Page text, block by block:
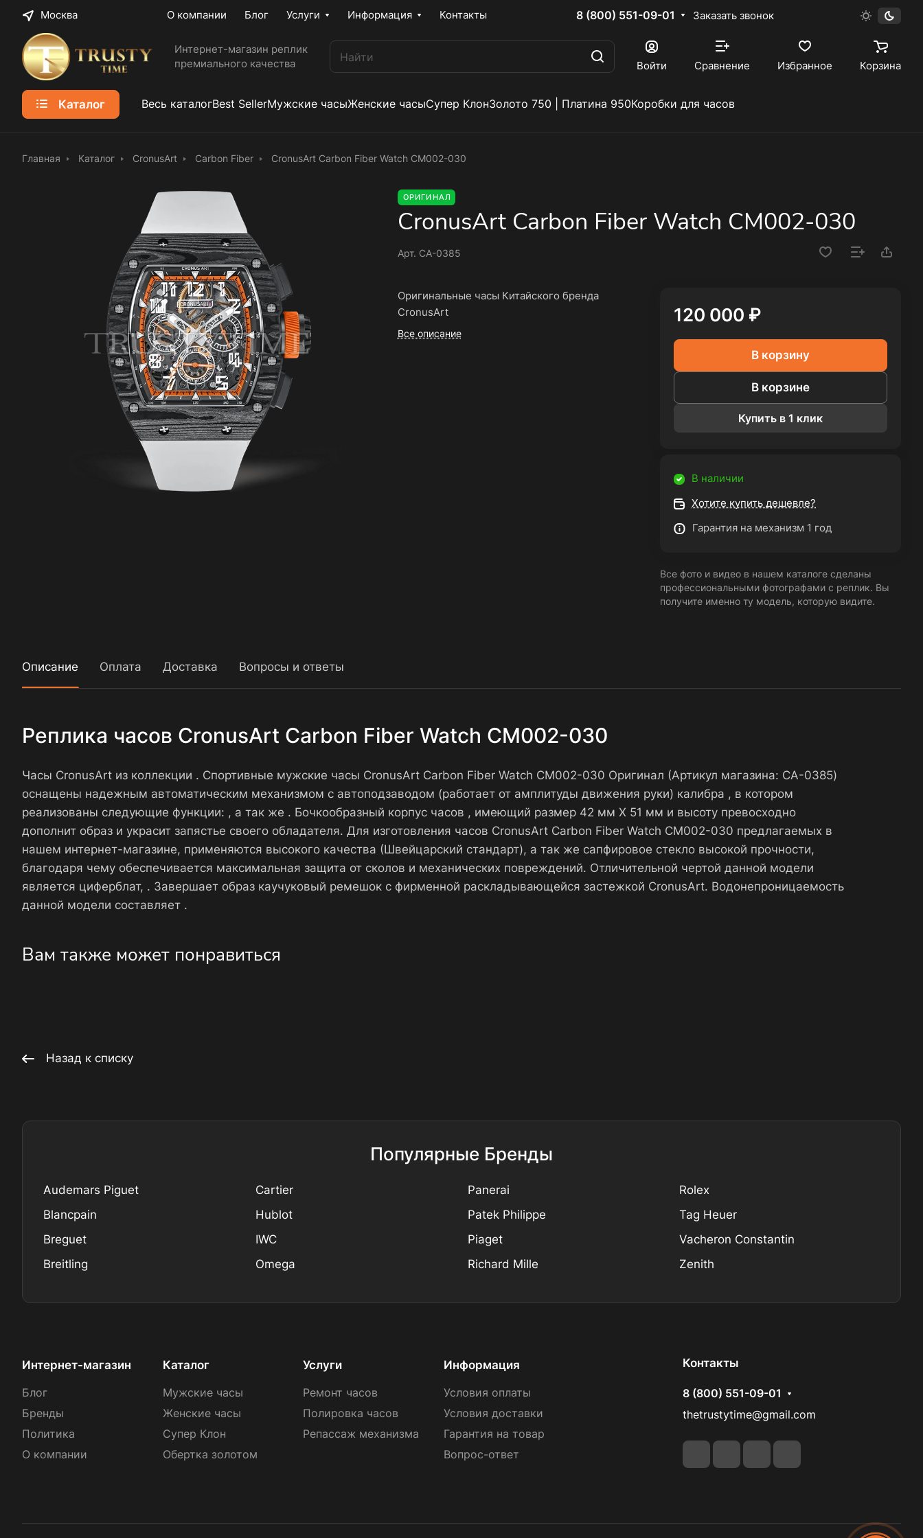
Москва О компании Блог Услуги Информация Контакты 8 (800) 551-09-01 Заказать звонок
Интернет-магазин реплик
премиального качества
Войти Сравнение Избранное Корзина
Каталог Весь каталогBest SellerМужские часыЖенские часыСупер КлонЗолото 750 | Платина 950Коробки для часов
Главная Каталог CronusArt Carbon Fiber CronusArt Carbon Fiber Watch CM002-030
ОРИГИНАЛ
CronusArt Carbon Fiber Watch CM002-030
Арт. CA-0385
Оригинальные часы Китайского бренда
CronusArt
Все описание
120 000 ₽
В корзину
В корзине
Купить в 1 клик
В наличии
Хотите купить дешевле?
Гарантия на механизм 1 год
Все фото и видео в нашем каталоге сделаны
профессиональными фотографами с реплик. Вы
получите именно ту модель, которую видите.
Описание Оплата Доставка Вопросы и ответы
Реплика часов CronusArt Carbon Fiber Watch CM002-030
Часы CronusArt из коллекции . Спортивные мужские часы CronusArt Carbon Fiber Watch CM002-030 Оригинал (Артикул магазина: CA-0385)
оснащены надежным автоматическим механизмом с автоподзаводом (работает от амплитуды движения руки) калибра , в котором
реализованы следующие функции: , а так же . Бочкообразный корпус часов , имеющий размер 42 мм X 51 мм и высоту превосходно
дополнит образ и украсит запястье своего обладателя. Для изготовления часов CronusArt Carbon Fiber Watch CM002-030 предлагаемых в
нашем интернет-магазине, применяются высокого качества (Швейцарский стандарт), а так же сапфировое стекло высокой прочности,
благодаря чему обеспечивается максимальная защита от сколов и механических повреждений. Отличительной чертой данной модели
является циферблат, . Завершает образ каучуковый ремешок с фирменной раскладывающейся застежкой CronusArt. Водонепроницаемость
данной модели составляет .
Вам также может понравиться
Назад к списку
Популярные Бренды
Audemars Piguet
Blancpain
Breguet
Breitling
Cartier
Hublot
IWC
Omega
Panerai
Patek Philippe
Piaget
Richard Mille
Rolex
Tag Heuer
Vacheron Constantin
Zenith
Интернет-магазин
Блог
Бренды
Политика
О компании
Каталог
Мужские часы
Женские часы
Супер Клон
Обертка золотом
Услуги
Ремонт часов
Полировка часов
Репассаж механизма
Информация
Условия оплаты
Условия доставки
Гарантия на товар
Вопрос-ответ
Контакты
8 (800) 551-09-01
thetrustytime@gmail.com